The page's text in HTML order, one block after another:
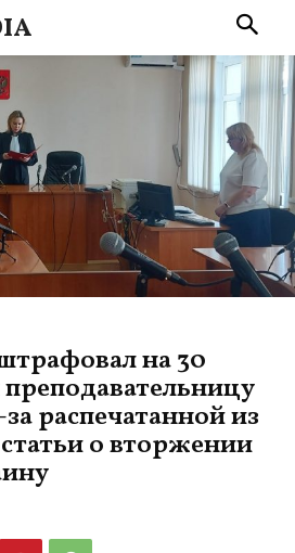
на 30
распечатанной из
о вторжении